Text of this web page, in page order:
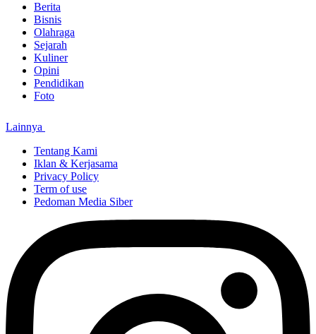
Berita
Bisnis
Olahraga
Sejarah
Kuliner
Opini
Pendidikan
Foto
Lainnya
Tentang Kami
Iklan & Kerjasama
Privacy Policy
Term of use
Pedoman Media Siber